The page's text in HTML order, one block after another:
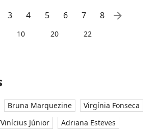
antes da maratona
intensa do 'BBB 23'?
3 4 5 6 7 8
10 20 22
arrow_right
Bruna Marquezine
Virgínia Fonseca
Júnior
Adriana Esteves